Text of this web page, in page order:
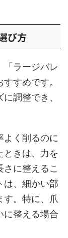
び方
「ラージバレ
すめです。
調整でき、
よく削るのに
ときは、力を
に整えるこ
は、細かい部
す。特に、爪
に整える場合